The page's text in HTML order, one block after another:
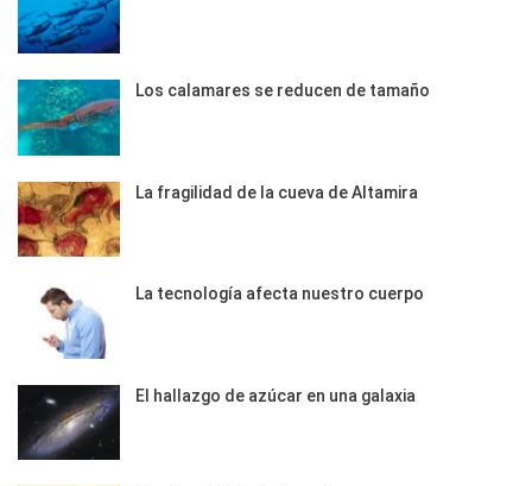
Los calamares se reducen de tamaño
La fragilidad de la cueva de Altamira
La tecnología afecta nuestro cuerpo
El hallazgo de azúcar en una galaxia